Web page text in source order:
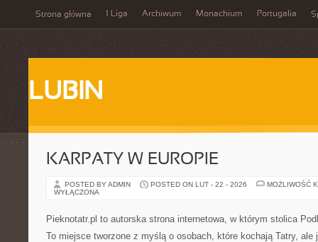
Strona główna 1 Liga Archiwum Monachium Portugalia
LUBIN
KARPATY W EUROPIE
POSTED BY ADMIN POSTED ON LUT - 22 - 2026
MOŻLIWOŚĆ
WYŁĄCZONA
Pieknotatr.pl to autorska strona internetowa, w którym stolica
To miejsce tworzone z myślą o osobach, które kochają Tatry,